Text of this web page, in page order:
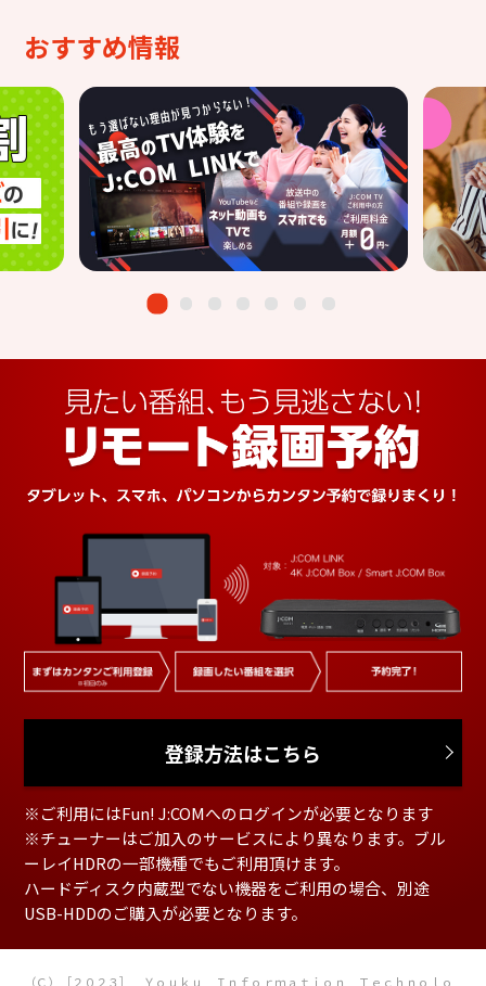
おすすめ情報
登録方法はこちら
※ご利用にはFun! J:COMへのログインが必要となります
※チューナーはご加入のサービスにより異なります。ブル
ーレイHDRの一部機種でもご利用頂けます。
ハードディスク内蔵型でない機器をご利用の場合、別途
USB-HDDのご購入が必要となります。
（Ｃ）［２０２３］ Ｙｏｕｋｕ Ｉｎｆｏｒｍａｔｉｏｎ Ｔｅｃｈｎｏｌｏ